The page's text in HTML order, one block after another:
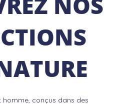
conçus dans des